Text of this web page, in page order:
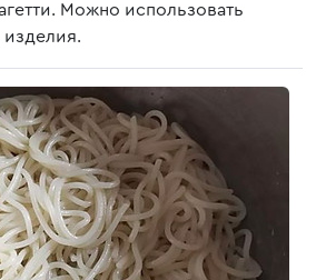
Можно использовать